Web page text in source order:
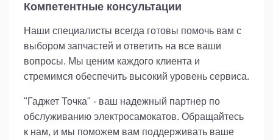
Компетентные консультации
Наши специалисты всегда готовы помочь вам с
выбором запчастей и ответить на все ваши
вопросы. Мы ценим каждого клиента и
стремимся обеспечить высокий уровень сервиса.
"Гаджет Точка" - ваш надежный партнер по
обслуживанию электросамокатов. Обращайтесь
к нам, и мы поможем вам поддерживать ваше